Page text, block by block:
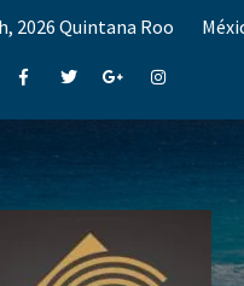
2026 Quintana Roo
FacebookTwitterGoogle+Instagram